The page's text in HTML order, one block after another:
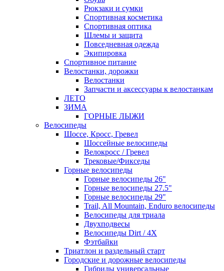
Рюкзаки и сумки
Спортивная косметика
Спортивная оптика
Шлемы и защита
Повседневная одежда
Экипировка
Спортивное питание
Велостанки, дорожки
Велостанки
Запчасти и аксессуары к велостанкам
ЛЕТО
ЗИМА
ГОРНЫЕ ЛЫЖИ
Велосипеды
Шоссе, Кросс, Гревел
Шоссейные велосипеды
Велокросс / Гревел
Трековые/Фикседы
Горные велосипеды
Горные велосипеды 26"
Горные велосипеды 27.5"
Горные велосипеды 29"
Trail, All Mountain, Enduro велосипеды
Велосипеды для триала
Двухподвесы
Велосипеды Dirt / 4X
Фэтбайки
Триатлон и раздельный старт
Городские и дорожные велосипеды
Гибриды универсальные